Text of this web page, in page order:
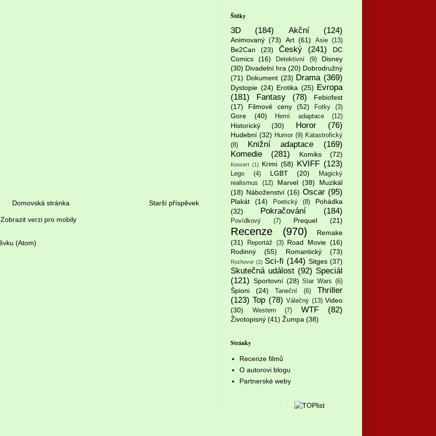
Starší příspěvek
Domovská stránka
Zobrazit verzi pro mobily
(Atom)
Štítky
3D (184) Akční (124)
Animovaný (73) Art (61) Asie (13)
Be2Can (23) Český (241)
DC
Comics
(16) Detektivní (9)
Disney
(30) Divadelní hra (20) Dobrodružný
(71) Dokument (23) Drama (369)
Dystopie (24) Erotika (25)
Evropa
(181)
Fantasy (78)
Febiofest
(17)
Filmové ceny (52) Fotky (3)
Gore (40) Herní adaptace (12)
Historický (30) Horor (76)
Hudební (32) Humor (9) Katastrofický
(8)
Knižní adaptace
(169)
Komedie
(281) Komiks (72)
Koncert (1) Krimi (58) KVIFF (123)
Lego (4) LGBT (20)
Magický
realismus
(12) Marvel (38)
Muzikál
(18) Náboženství (16) Oscar (95)
Plakát (14) Poetický (8)
Pohádka
(32)
Pokračování (184)
Povídkový (7) Prequel (21)
Recenze (970)
Remake
(31)
Reportáž (3) Road Movie (16)
Rodinný
(55) Romantický (73)
Rozhovor (2) Sci-fi (144) Sitges (37)
Skutečná událost (92) Speciál
(121) Sportovní (28) Star Wars (6)
Špioni (24) Taneční (6)
Thriller
(123) Top (78) Válečný (13) Video
(30)
Western (7) WTF (82)
Životopisný (41) Žumpa (38)
Stránky
Recenze filmů
O autorovi blogu
Partnerské weby